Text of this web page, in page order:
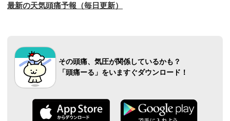
最新の天気頭痛予報（毎日更新）
その頭痛、気圧が関係しているかも？
「頭痛ーる」をいますぐダウンロード！